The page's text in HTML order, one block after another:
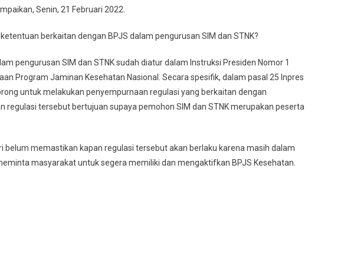
Senin, 21 Februari 2022.
berkaitan dengan BPJS dalam pengurusan SIM dan STNK?
pengurusan SIM dan STNK sudah diatur dalam Instruksi Presiden Nomor 1
Program Jaminan Kesehatan Nasional. Secara spesifik, dalam pasal 25 Inpres
untuk melakukan penyempurnaan regulasi yang berkaitan dengan
regulasi tersebut bertujuan supaya pemohon SIM dan STNK merupakan peserta
belum memastikan kapan regulasi tersebut akan berlaku karena masih dalam
masyarakat untuk segera memiliki dan mengaktifkan BPJS Kesehatan.